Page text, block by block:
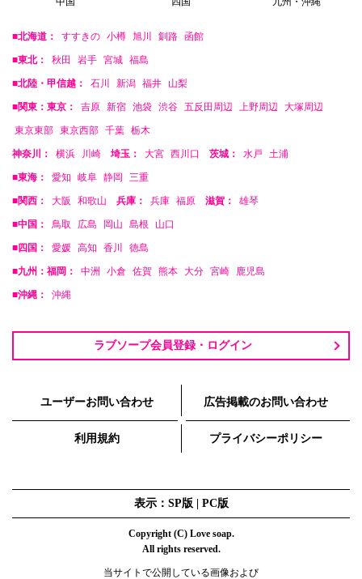
■北海道： すすきの 小樽 旭川 釧路 函館
■東北： 秋田 岩手 宮城 福島
■北陸・甲信越： 石川 新潟 福井 山梨
■関東：東京： 吉原 新宿 池袋 渋谷 五反田周辺 上野周辺 大塚周辺
東京東部 東京西部 千葉 栃木
神奈川： 横浜 川崎 埼玉： 大宮 西川口 茨城： 水戸 土浦
■東海： 愛知 岐阜 静岡 三重
■関西： 大阪 和歌山 兵庫： 兵庫 福原 滋賀： 雄琴
■中国： 鳥取 広島 岡山 島根 山口
■四国： 愛媛 高知 香川 徳島
■九州：福岡： 中洲 小倉 佐賀 熊本 大分 宮崎 鹿児島
■沖縄： 沖縄
ラブソープ会員登録・ログイン
ユーザーお問い合わせ 広告掲載のお問い合わせ
利用規約 プライバシーポリシー
表示：SP版 | PC版
Copyright (C) Love soap.
All rights reserved.
当サイトで公開している画像および